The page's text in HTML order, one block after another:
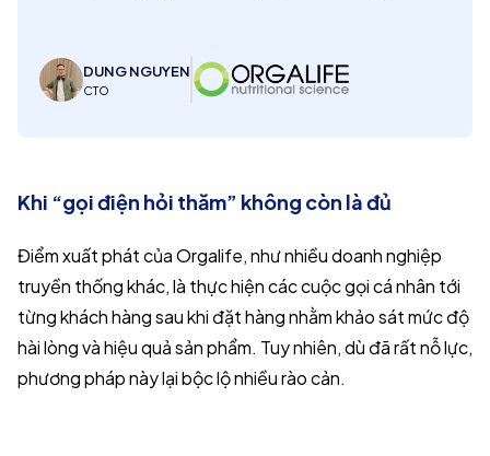
DUNG NGUYEN
CTO
Khi “gọi điện hỏi thăm” không còn là đủ
Điểm xuất phát của Orgalife, như nhiều doanh nghiệp
truyền thống khác, là thực hiện các cuộc gọi cá nhân tới
từng khách hàng sau khi đặt hàng nhằm khảo sát mức độ
hài lòng và hiệu quả sản phẩm. Tuy nhiên, dù đã rất nỗ lực,
phương pháp này lại bộc lộ nhiều rào cản.